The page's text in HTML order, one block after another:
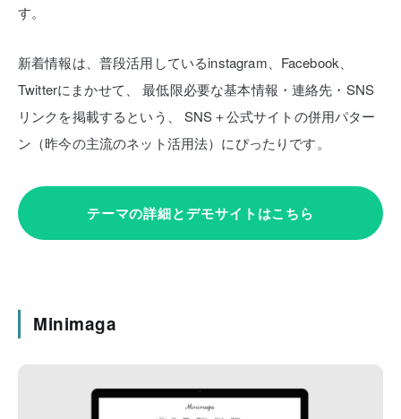
す。
新着情報は、普段活用しているinstagram、Facebook、
Twitterにまかせて、
最低限必要な基本情報・連絡先・SNS
リンクを掲載するという、
SNS＋公式サイトの併用パター
ン（昨今の主流のネット活用法）にぴったりです。
テーマの詳細とデモサイトはこちら
Minimaga